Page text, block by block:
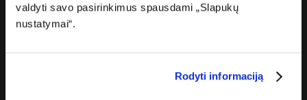
valdyti savo pasirinkimus spausdami „Slapukų
nustatymai“.
Rodyti informaciją
Žiniasklaidai